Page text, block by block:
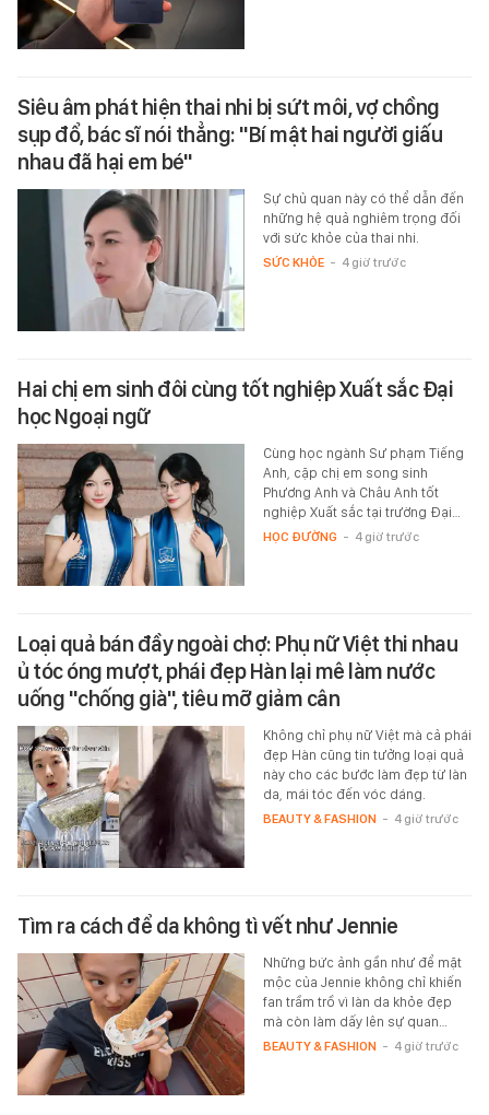
Siêu âm phát hiện thai nhi bị sứt môi, vợ chồng
sụp đổ, bác sĩ nói thẳng: "Bí mật hai người giấu
nhau đã hại em bé"
Sự chủ quan này có thể dẫn đến
những hệ quả nghiêm trọng đối
với sức khỏe của thai nhi.
SỨC KHỎE - 4 giờ trước
Hai chị em sinh đôi cùng tốt nghiệp Xuất sắc Đại
học Ngoại ngữ
Cùng học ngành Sư phạm Tiếng
Anh, cặp chị em song sinh
Phương Anh và Châu Anh tốt
nghiệp Xuất sắc tại trường Đại…
HỌC ĐƯỜNG - 4 giờ trước
Loại quả bán đầy ngoài chợ: Phụ nữ Việt thi nhau
ủ tóc óng mượt, phái đẹp Hàn lại mê làm nước
uống "chống già", tiêu mỡ giảm cân
Không chỉ phụ nữ Việt mà cả phái
đẹp Hàn cũng tin tưởng loại quả
này cho các bước làm đẹp từ làn
da, mái tóc đến vóc dáng.
BEAUTY & FASHION - 4 giờ trước
Tìm ra cách để da không tì vết như Jennie
Những bức ảnh gần như để mặt
mộc của Jennie không chỉ khiến
fan trầm trồ vì làn da khỏe đẹp
mà còn làm dấy lên sự quan…
BEAUTY & FASHION - 4 giờ trước